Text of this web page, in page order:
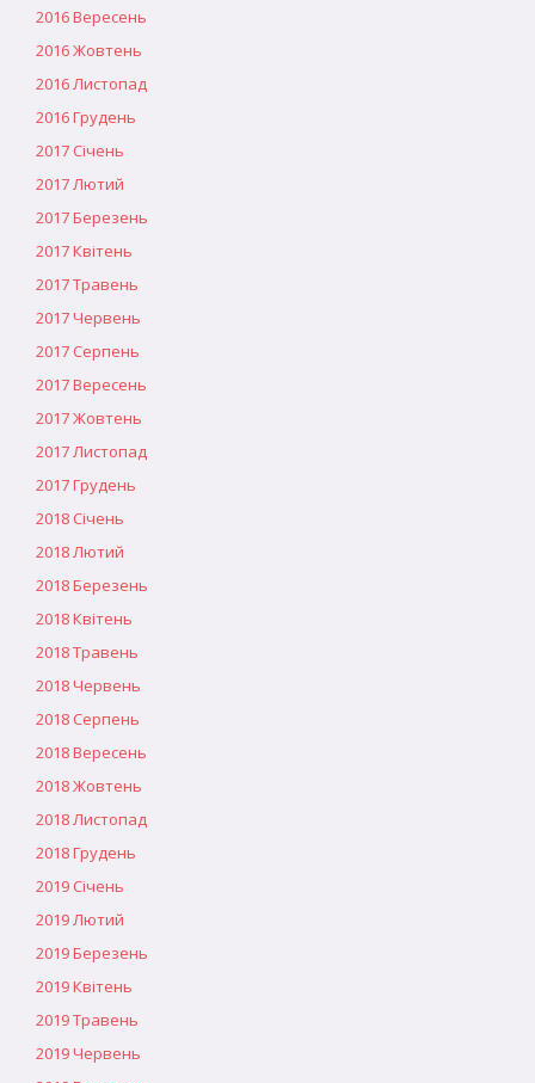
2016 Вересень
2016 Жовтень
2016 Листопад
2016 Грудень
2017 Січень
2017 Лютий
2017 Березень
2017 Квітень
2017 Травень
2017 Червень
2017 Серпень
2017 Вересень
2017 Жовтень
2017 Листопад
2017 Грудень
2018 Січень
2018 Лютий
2018 Березень
2018 Квітень
2018 Травень
2018 Червень
2018 Серпень
2018 Вересень
2018 Жовтень
2018 Листопад
2018 Грудень
2019 Січень
2019 Лютий
2019 Березень
2019 Квітень
2019 Травень
2019 Червень